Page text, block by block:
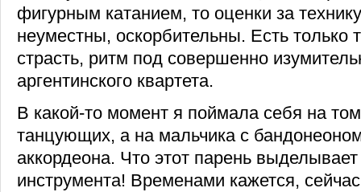
фигурным катанием, то оценки за
неуместны, оскорбительны. Есть только
страсть, ритм под совершенно
аргентинского квартета.
В какой-то момент я поймала себя на
танцующих, а на мальчика с
аккордеона. Что этот парень
инструмента! Временами кажется,